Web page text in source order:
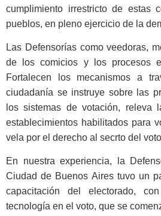
cumplimiento irrestricto de estas
pueblos, en pleno ejercicio de la
Las Defensorías como veedoras,
de los comicios y los procesos
Fortalecen los mecanismos a
ciudadanía se instruye sobre las
los sistemas de votación, releva
establecimientos habilitados para
vela por el derecho al secrto del
En nuestra experiencia, la
Ciudad de Buenos Aires tuvo un
capacitación del electorado,
tecnología en el voto, que se